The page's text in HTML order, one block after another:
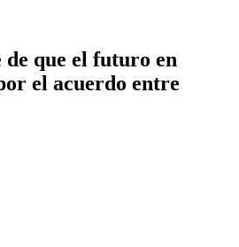
de que el futuro en
el acuerdo entre